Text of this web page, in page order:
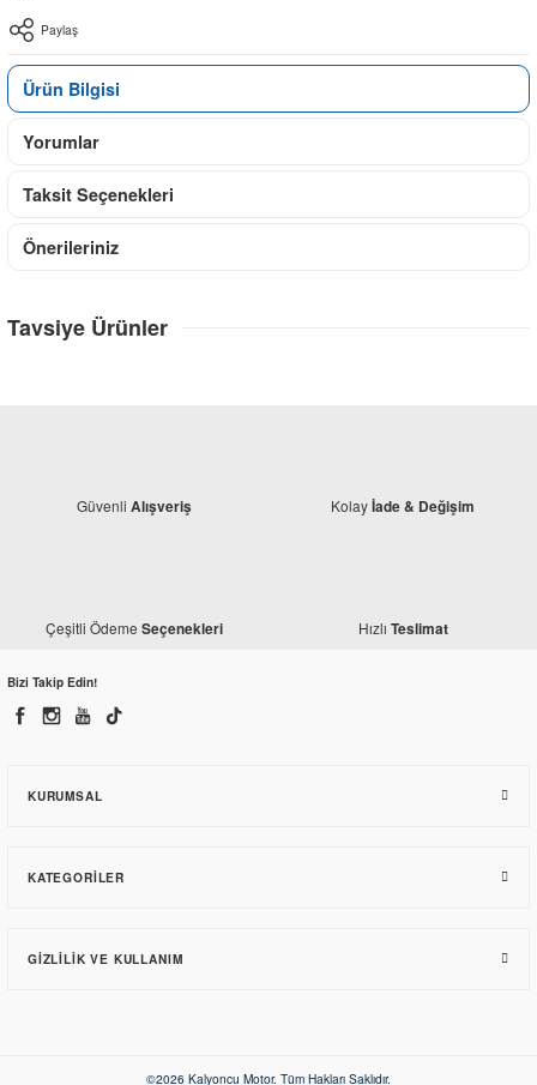
Paylaş
Ürün Bilgisi
Yorumlar
Taksit Seçenekleri
Önerileriniz
Tavsiye Ürünler
Güvenli Alışveriş Kolayİade & Değişim
Çeşitli Ödeme Seçenekleri Hızlı Teslimat
Bizi Takip Edin!
KURUMSAL
KATEGORILER
GIZLILIK VE KULLANIM
©2026 Kalyoncu Motor. Tüm Hakları Saklıdır.